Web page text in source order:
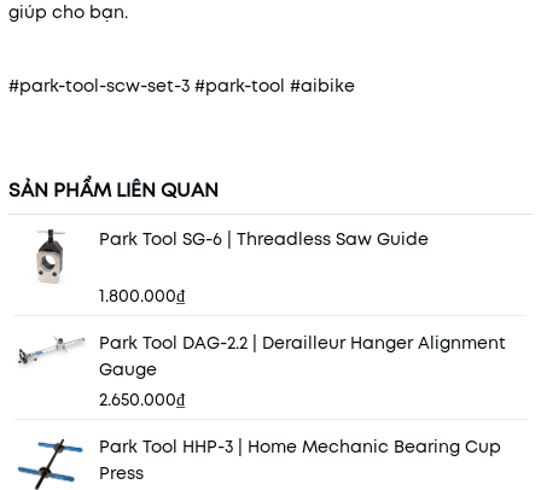
giúp cho bạn.
#park-tool-scw-set-3 #park-tool #aibike
SẢN PHẨM LIÊN QUAN
Park Tool SG-6 | Threadless Saw Guide
1.800.000₫
Park Tool DAG-2.2 | Derailleur Hanger Alignment
Gauge
2.650.000₫
Park Tool HHP-3 | Home Mechanic Bearing Cup
Press